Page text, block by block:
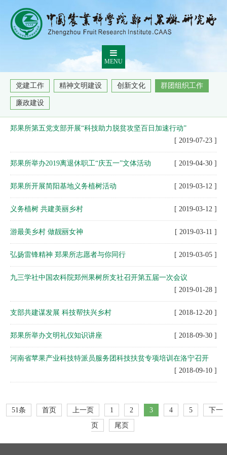
MENU
党建工作 精神文明建设 创新文化 群团组织工作
廉政建设
郑果所第五党支部开展“科技助力脱贫攻坚百日加速行动”
[ 2019-07-23 ]
郑果所举办2019离退休职工“庆五一”文体活动 [ 2019-04-30 ]
郑果所开展简阳基地义务植树活动 [ 2019-03-12 ]
义务植树 共建美丽乡村 [ 2019-03-12 ]
游最美乡村 做靓丽女神 [ 2019-03-11 ]
弘扬雷锋精神 郑果所志愿者与你同行 [ 2019-03-05 ]
九三学社中国农科院郑州果树所支社召开第五届一次会议
[ 2019-01-28 ]
支部共建谋发展 科技帮扶兴乡村 [ 2018-12-20 ]
郑果所举办文明礼仪知识讲座 [ 2018-09-30 ]
河南省苹果产业科技特派员服务团科技扶贫专项培训在洛宁召开
[ 2018-09-10 ]
51条 首页 上一页 1 2 3 4 5
下一
页
尾页